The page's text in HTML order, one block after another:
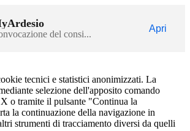
del consi...
Apri
tecnici e statistici anonimizzati. La
selezione dell'apposito comando
o tramite il pulsante "Continua la
la continuazione della navigazione in
strumenti di tracciamento diversi da quelli